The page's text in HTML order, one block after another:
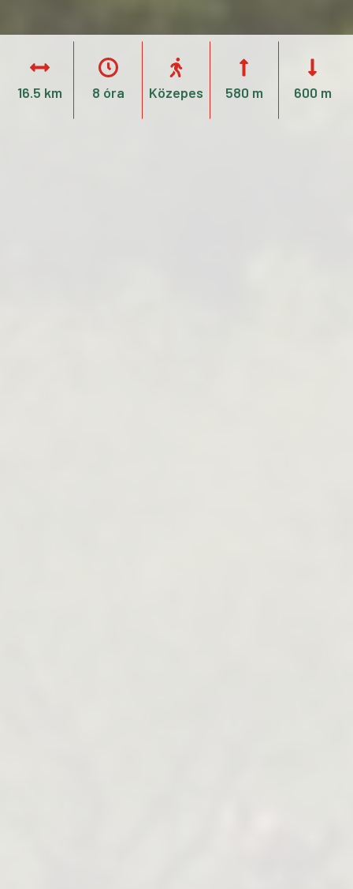
16.5 km 8 óra Közepes 580 m 600 m